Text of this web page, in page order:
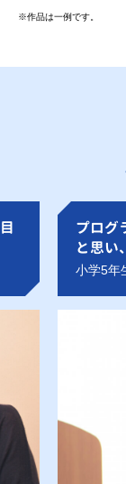
※作品は一例です。
プログ
と思い
小学5年